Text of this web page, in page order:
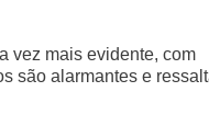
vez mais evidente, com
são alarmantes e